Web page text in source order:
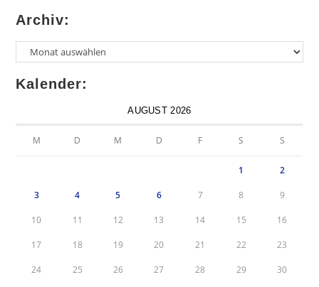
Archiv:
Kalender:
AUGUST 2026
M D M D F S S
1 2
3 4 5 6 7 8 9
10 11 12 13 14 15 16
17 18 19 20 21 22 23
24 25 26 27 28 29 30